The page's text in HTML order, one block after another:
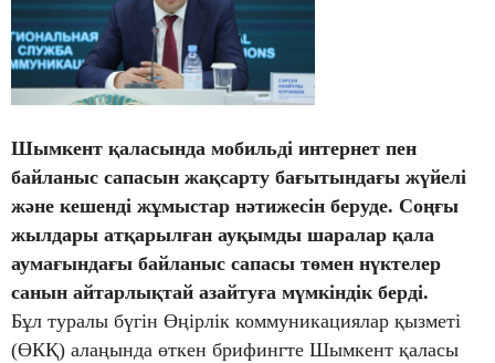
Шымкент қаласында мобильді интернет пен
байланыс сапасын жақсарту бағытындағы жүйелі
және кешенді жұмыстар нәтижесін беруде. Соңғы
жылдары атқарылған ауқымды шаралар қала
аумағындағы байланыс сапасы төмен нүктелер
санын айтарлықтай азайтуға мүмкіндік берді.
Бұл туралы бүгін Өңірлік коммуникациялар қызметі
(ӨКҚ) алаңында өткен брифингте Шымкент қаласы